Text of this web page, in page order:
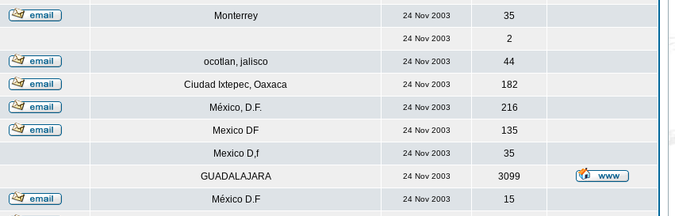
Monterrey 24 Nov 2003 35
24 Nov 2003 2
ocotlan, jalisco 24 Nov 2003 44
Ciudad Ixtepec, Oaxaca 24 Nov 2003 182
México, D.F. 24 Nov 2003 216
Mexico DF 24 Nov 2003 135
Mexico D,f 24 Nov 2003 35
GUADALAJARA 24 Nov 2003 3099
México D.F 24 Nov 2003 15